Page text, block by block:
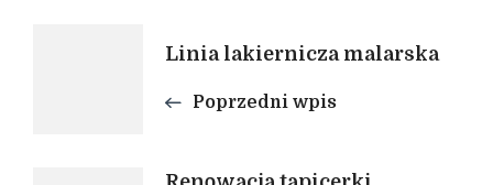
NawigacjaLinia lakiernicza malarska
Poprzedni wpis